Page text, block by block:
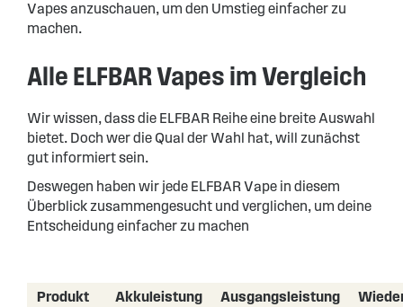
Vapes anzuschauen, um den Umstieg einfacher zu
machen.
Alle ELFBAR Vapes im Vergleich
Wir wissen, dass die ELFBAR Reihe eine breite Auswahl
bietet. Doch wer die Qual der Wahl hat, will zunächst
gut informiert sein.
Deswegen haben wir jede ELFBAR Vape in diesem
Überblick zusammengesucht und verglichen, um deine
Entscheidung einfacher zu machen
Produkt
Akkuleistung
Ausgangsleistung